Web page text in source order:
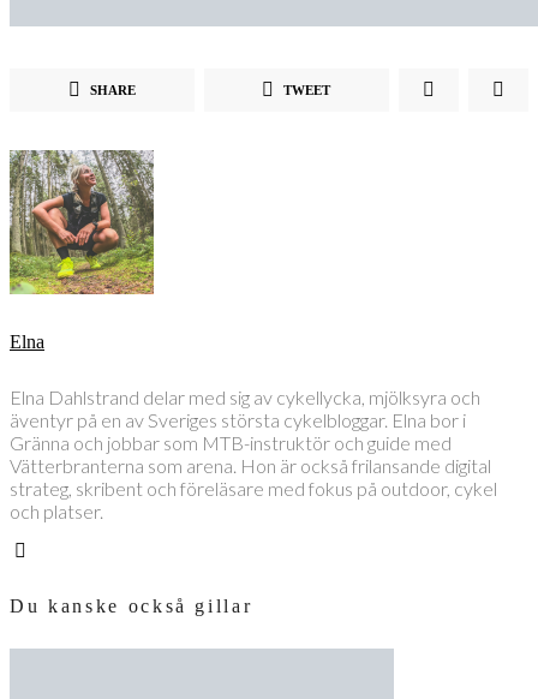
SHARE TWEET
Elna
Elna Dahlstrand delar med sig av cykellycka, mjölksyra och
äventyr på en av Sveriges största cykelbloggar. Elna bor i
Gränna och jobbar som MTB-instruktör och guide med
Vätterbranterna som arena. Hon är också frilansande digital
strateg, skribent och föreläsare med fokus på outdoor, cykel
och platser.
Du kanske också gillar